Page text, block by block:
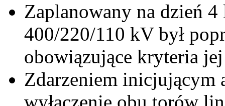
Zaplanowany na dzień
400/220/110 kV był
obowiązujące kryteria
Zdarzeniem inicjującym